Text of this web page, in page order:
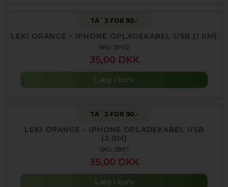
TA´ 3 FOR 90.-
LEKI ORANGE - IPHONE OPLADEKABEL USB (1.0M)
SKU: 3902
35,00 DKK
Læg i kurv
TA´ 3 FOR 90.-
LEKI ORANGE - IPHONE OPLADEKABEL USB
(2.0M)
SKU: 3897
35,00 DKK
Læg i kurv